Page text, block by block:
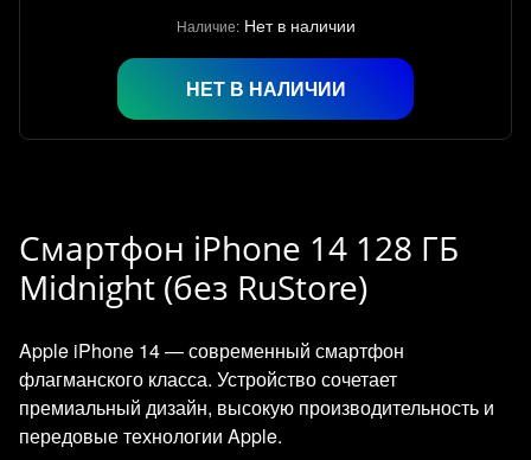
Наличие: Нет в наличии
НЕТ В НАЛИЧИИ
Смартфон iPhone 14 128 ГБ
Midnight (без RuStore)
Apple iPhone 14 — современный смартфон
флагманского класса. Устройство сочетает
премиальный дизайн, высокую производительность и
передовые технологии Apple.